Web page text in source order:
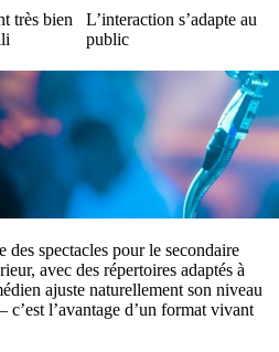
très bien
L’interaction s’adapte au
public
des spectacles pour le secondaire
avec des répertoires adaptés à
ajuste naturellement son niveau
l’avantage d’un format vivant